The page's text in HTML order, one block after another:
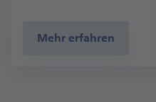
Mehr erfahren